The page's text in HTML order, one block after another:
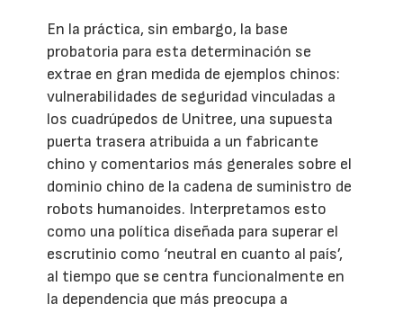
En la práctica, sin embargo, la base
probatoria para esta determinación se
extrae en gran medida de ejemplos chinos:
vulnerabilidades de seguridad vinculadas a
los cuadrúpedos de Unitree, una supuesta
puerta trasera atribuida a un fabricante
chino y comentarios más generales sobre el
dominio chino de la cadena de suministro de
robots humanoides. Interpretamos esto
como una política diseñada para superar el
escrutinio como ‘neutral en cuanto al país’,
al tiempo que se centra funcionalmente en
la dependencia que más preocupa a